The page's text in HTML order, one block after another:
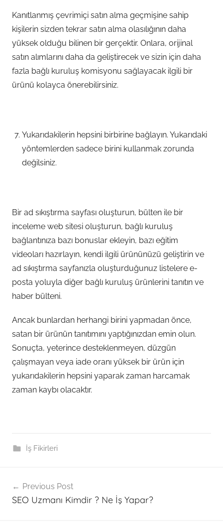
Kanıtlanmış çevrimiçi satın alma geçmişine sahip
kişilerin sizden tekrar satın alma olasılığının daha
yüksek olduğu bilinen bir gerçektir. Onlara, orijinal
satın alımlarını daha da geliştirecek ve sizin için daha
fazla bağlı kuruluş komisyonu sağlayacak ilgili bir
ürünü kolayca önerebilirsiniz.
Yukarıdakilerin hepsini birbirine bağlayın. Yukarıdaki
yöntemlerden sadece birini kullanmak zorunda
değilsiniz.
Bir ad sıkıştırma sayfası oluşturun, bülten ile bir
inceleme web sitesi oluşturun, bağlı kuruluş
bağlantınıza bazı bonuslar ekleyin, bazı eğitim
videoları hazırlayın, kendi ilgili ürününüzü geliştirin ve
ad sıkıştırma sayfanızla oluşturduğunuz listelere e-
posta yoluyla diğer bağlı kuruluş ürünlerini tanıtın ve
haber bülteni.
Ancak bunlardan herhangi birini yapmadan önce,
satan bir ürünün tanıtımını yaptığınızdan emin olun.
Sonuçta, yeterince desteklenmeyen, düzgün
çalışmayan veya iade oranı yüksek bir ürün için
yukarıdakilerin hepsini yaparak zaman harcamak
zaman kaybı olacaktır.
İş Fikirleri
navigation
Previous Post
SEO Uzmanı Kimdir ? Ne İş Yapar?